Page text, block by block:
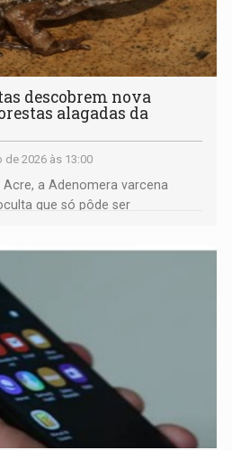
descobrem nova
alagadas da
de 2026 às 13:00
a Adenomera varcena
que só pôde ser